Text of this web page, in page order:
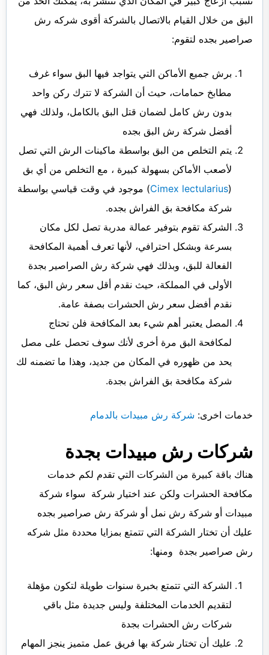
البق من خلال القيام بالاتصال بالشركة أقوى شركه رش
صراصير بجده لتقوم:
برش جميع الأماكن التي يتواجد فيها البق سواء غرف
مطابخ حمامات، حيث أن الشركة لا تترك ركن واحد
بدون رش كامل لضمان قتل البق بالكامل، ولذلك فهي
أفضل شركة رش البق بجده
يتم التخلص من البق بواسطة ماكينات الرش التي تصل
لأصعب الأماكن بسهولة كبيرة ، مع التخلص من أي بق
(
Cimex lectularius) موجود في وقت قياسي بواسطة
شركة مكافحة بق الفراش بجده.
الشركة تقوم بتوفير عمالة مدربة تصل لكل مكان
بسرعة وبشكل احترافي، لأنها تعرف أهمية المكافحة
الفعالة للبق، وبذلك فهي شركة رش الصراصير بجدة
الأولى في المملكة، حيث نقدم أقل سعر رش البق، كما
نقدم أفضل سعر رش الحشرات بصفة عامة.
المصل يعتبر أهم شيء بعد المكافحة فلن تحتاج
لمكافحة البق مرة أخرى لأنك سوف تحصل على مصل
يحد من ظهوره في المكان من جديد، وهذا ما تضمنه لك
شركة مكافحة بق الفراش بجدة.
خدمات اخرى: شركة رش مبيدات بالدمام
شركات رش مبيدات بجدة
هناك باقة كبيرة من الشركات التي تقدم لكم خدمات
مكافحة الحشرات ولكن عند اختيار شركة سواء شركة
مبيدات أو شركة رش نمل أو شركة رش صراصير بجده
عليك أن تختار الشركة التي تتمتع بمزايا محددة مثل شركه
رش صراصير بجدة ومنها:
الشركة التي تتمتع بخبرة سنوات طويلة لتكون مؤهلة
لتقديم الخدمات المختلفة وليس جديدة مثل باقي
شركات رش الحشرات بجدة
عليك أن تختار شركة بها فريق عمل متميز ينجز المهام